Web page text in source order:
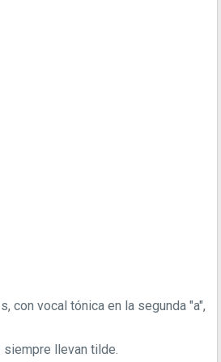
con vocal tónica en la segunda "a",
llevan tilde.